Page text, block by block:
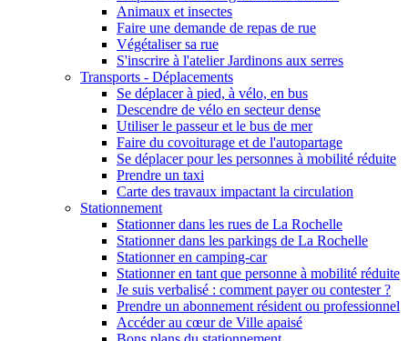
Animaux et insectes
Faire une demande de repas de rue
Végétaliser sa rue
S'inscrire à l'atelier Jardinons aux serres
Transports - Déplacements
Se déplacer à pied, à vélo, en bus
Descendre de vélo en secteur dense
Utiliser le passeur et le bus de mer
Faire du covoiturage et de l'autopartage
Se déplacer pour les personnes à mobilité réduite
Prendre un taxi
Carte des travaux impactant la circulation
Stationnement
Stationner dans les rues de La Rochelle
Stationner dans les parkings de La Rochelle
Stationner en camping-car
Stationner en tant que personne à mobilité réduite
Je suis verbalisé : comment payer ou contester ?
Prendre un abonnement résident ou professionnel
Accéder au cœur de Ville apaisé